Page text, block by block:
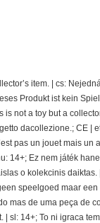
item. | cs:
Produkt ist kein
is not a toy but a
dacollezione.; CE |
pas un jouet mais
14+; Ez nem játék
o kolekcinis
speelgoed maar
mas de uma peça de
sl: 14+; To ni igraca